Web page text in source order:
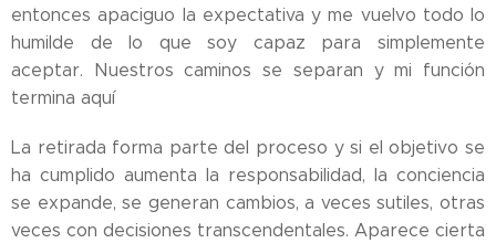
entonces apaciguo la expectativa y me vuelvo todo lo
humilde de lo que soy capaz para simplemente
aceptar. Nuestros caminos se separan y mi función
termina aquí
La retirada forma parte del proceso y si el objetivo se
ha cumplido aumenta la responsabilidad, la conciencia
se expande, se generan cambios, a veces sutiles, otras
veces con decisiones transcendentales. Aparece cierta